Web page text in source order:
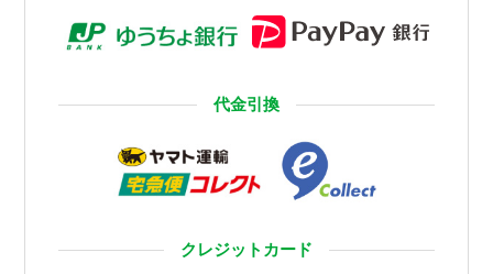
代金引換
クレジットカード